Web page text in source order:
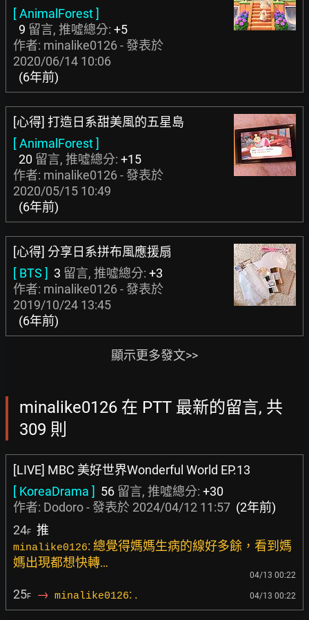
[ AnimalForest ]
9 留言, 推噓總分: +5
作者: minalike0126 - 發表於
2020/06/14 10:06
(6年前)
[心得] 打造日系甜美風的五星島
[ AnimalForest ]
20 留言, 推噓總分: +15
作者: minalike0126 - 發表於
2020/05/15 10:49
(6年前)
[心得] 分享日系拼布風應援扇
[ BTS ] 3 留言, 推噓總分: +3
作者: minalike0126 - 發表於
2019/10/24 13:45
(6年前)
顯示更多發文>>
minalike0126 在 PTT 最新的留言, 共
309 則
[LIVE] MBC 美好世界Wonderful World EP.13
[ KoreaDrama ] 56 留言, 推噓總分: +30
作者: Dodoro- 發表於 2024/04/12 11:57 (2年前)
24F 推
minalike0126: 總覺得媽媽生病的線好多餘，看到媽
媽出現都想快轉…
04/13 00:22
25F → minalike0126: . 04/13 00:22